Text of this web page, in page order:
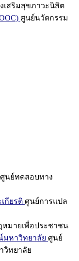
เสริมสุขภาวะนิสิต
ศูนย์นวัตกรรม
ศูนย์ทดสอบทาง
กียรติ ศูนย์การแปล
มายเพื่อประชาชน
มหาวิทยาลัย ศูนย์
วิทยาลัย